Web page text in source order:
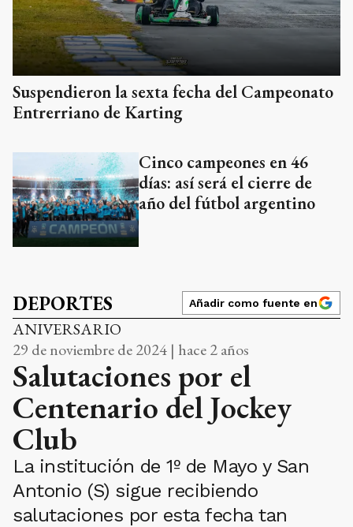
Suspendieron la sexta fecha del Campeonato
Entrerriano de Karting
Cinco campeones en 46
días: así será el cierre de
año del fútbol argentino
DEPORTES Añadir como fuente en
ANIVERSARIO
29 de noviembre de 2024 | hace 2 años
Salutaciones por el
Centenario del Jockey
Club
La institución de 1º de Mayo y San
Antonio (S) sigue recibiendo
salutaciones por esta fecha tan